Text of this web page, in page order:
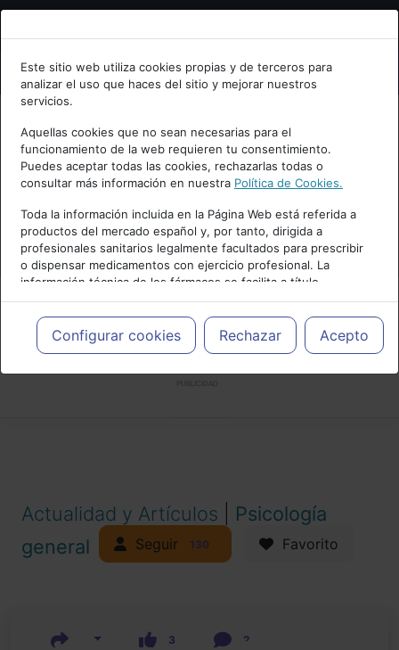
Bienvenid@ a psiquiatria.com
Escribe tu Email
Accede o regístrate con tu email.
Cancelar
Este sitio web utiliza cookies propias y de terceros para
analizar el uso que haces del sitio y mejorar nuestros
servicios.
Aquellas cookies que no sean necesarias para el
funcionamiento de la web requieren tu consentimiento.
Puedes aceptar todas las cookies, rechazarlas todas o
consultar más información en nuestra Política de Cookies.
Toda la información incluida en la Página Web está referida a
productos del mercado español y, por tanto, dirigida a
profesionales sanitarios legalmente facultados para prescribir
o dispensar medicamentos con ejercicio profesional. La
información técnica de los fármacos se facilita a título
meramente informativo, siendo responsabilidad de los
profesionales facultados prescribir medicamentos y decidir, en
cada caso concreto, el tratamiento más adecuado a las
necesidades del paciente.
Configurar cookies Rechazar Acepto
Actualidad y Artículos
Psicología
general
Seguir 130 Favorito
3 2